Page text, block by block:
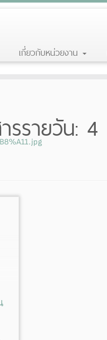
เกี่ยวกับหน่วยงาน
รรายวัน: 4